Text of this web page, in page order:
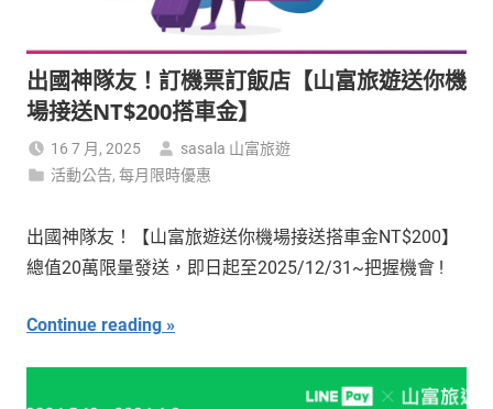
出國神隊友！訂機票訂飯店【山富旅遊送你機
場接送NT$200搭車金】
16 7 月, 2025
sasala 山富旅遊
活動公告,每月限時優惠
出國神隊友！【山富旅遊送你機場接送搭車金NT$200】
總值20萬限量發送，即日起至2025/12/31~把握機會 !
Continue reading